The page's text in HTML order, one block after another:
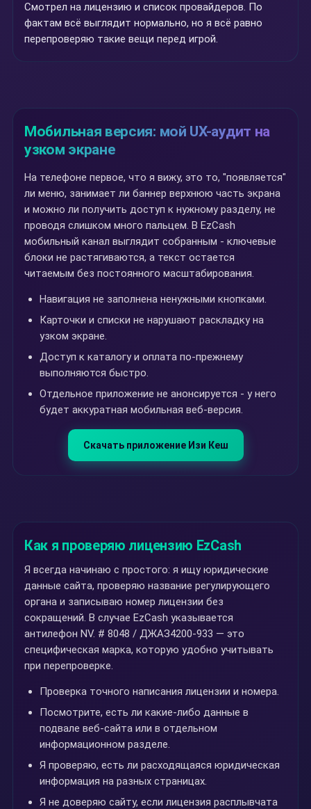
Смотрел на лицензию и список провайдеров. По
фактам всё выглядит нормально, но я всё равно
перепроверяю такие вещи перед игрой.
Мобильная версия: мой UX-аудит на
узком экране
На телефоне первое, что я вижу, это то, "появляется"
ли меню, занимает ли баннер верхнюю часть экрана
и можно ли получить доступ к нужному разделу, не
проводя слишком много пальцем. В EzCash
мобильный канал выглядит собранным - ключевые
блоки не растягиваются, а текст остается
читаемым без постоянного масштабирования.
Навигация не заполнена ненужными кнопками.
Карточки и списки не нарушают раскладку на
узком экране.
Доступ к каталогу и оплата по-прежнему
выполняются быстро.
Отдельное приложение не анонсируется - у него
будет аккуратная мобильная веб-версия.
Скачать приложение Изи Кеш
Как я проверяю лицензию EzCash
Я всегда начинаю с простого: я ищу юридические
данные сайта, проверяю название регулирующего
органа и записываю номер лицензии без
сокращений. В случае EzCash указывается
антилефон NV. # 8048 / ДЖАЗ4200-933 — это
специфическая марка, которую удобно учитывать
при перепроверке.
Проверка точного написания лицензии и номера.
Посмотрите, есть ли какие-либо данные в
подвале веб-сайта или в отдельном
информационном разделе.
Я проверяю, есть ли расходящаяся юридическая
информация на разных страницах.
Я не доверяю сайту, если лицензия расплывчата